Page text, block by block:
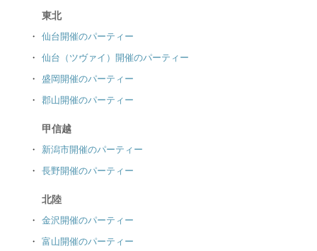
東北
仙台開催のパーティー
仙台（ツヴァイ）開催のパーティー
盛岡開催のパーティー
郡山開催のパーティー
甲信越
新潟市開催のパーティー
長野開催のパーティー
北陸
金沢開催のパーティー
富山開催のパーティー